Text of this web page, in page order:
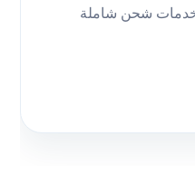
خدمات شحن شاملة